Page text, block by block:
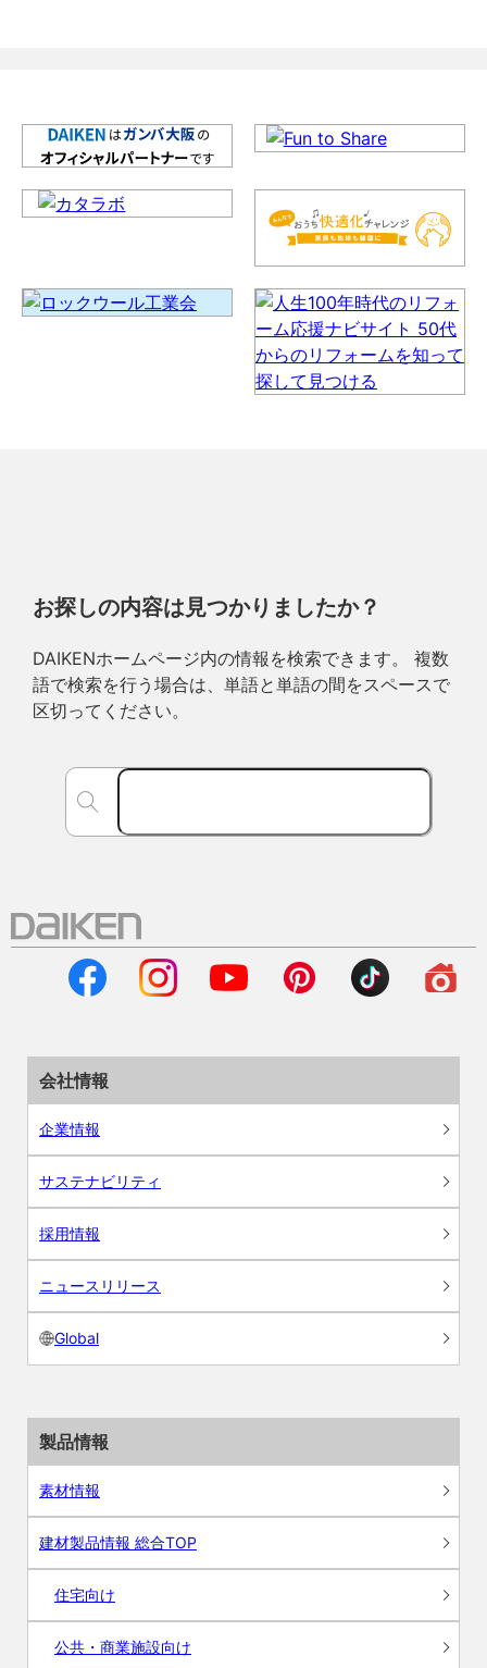
お探しの内容は見つかりましたか？
DAIKENホームページ内の情報を検索できます。 複数
語で検索を行う場合は、単語と単語の間をスペースで
区切ってください。
会社情報
企業情報
サステナビリティ
採用情報
ニュースリリース
Global
製品情報
素材情報
建材製品情報 総合TOP
住宅向け
公共・商業施設向け